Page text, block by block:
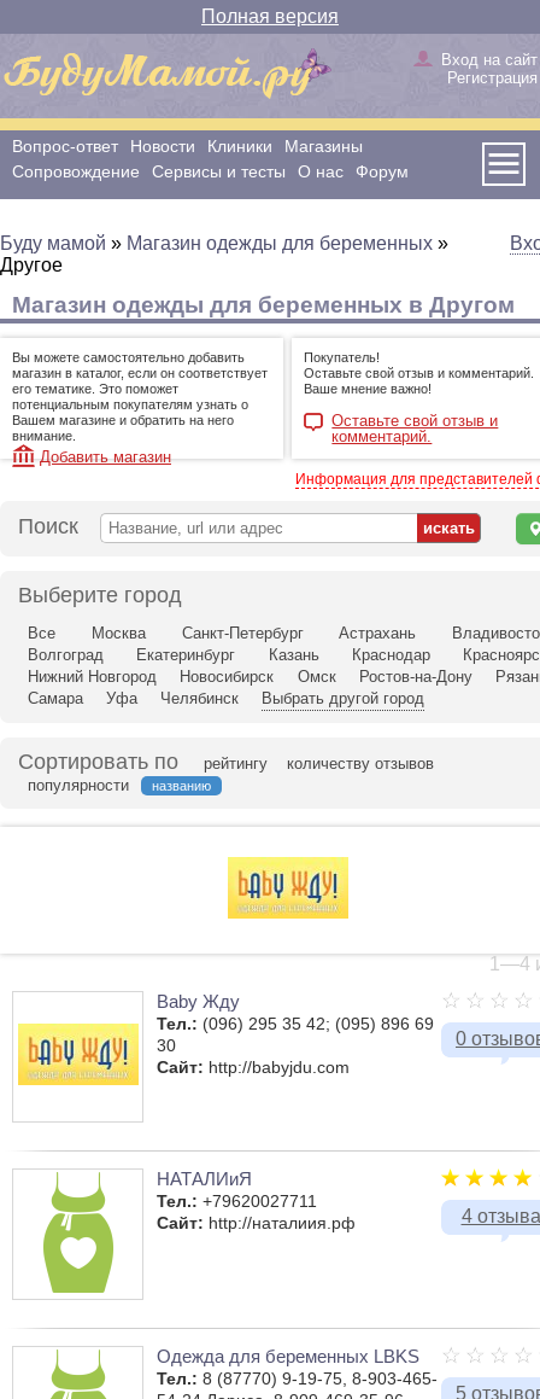
Полная версия
Вход на сайт
Регистрация
Вопрос-ответ Новости Клиники
Магазины
Сопровождение
Сервисы и тесты О нас Форум
Буду мамой » Магазин одежды для беременных »
Другое
Магазин одежды для беременных в Другом
Вы можете самостоятельно добавить
магазин в каталог, если он соответствует
его тематике. Это поможет
потенциальным покупателям узнать о
Вашем магазине и обратить на него
внимание.
Добавить магазин
Покупатель!
Оставьте свой отзыв и комментарий.
Ваше мнение важно!
Оставьте свой отзыв и
комментарий.
Информация для представителей
Поиск
Выберите город
Все Москва Санкт-Петербург Астрахань
Волгоград
Екатеринбург Казань Краснодар
Нижний Новгород
Новосибирск Омск Ростов-на-Дону
Самара
Уфа Челябинск Выбрать другой город
Сортировать по рейтингу
количеству отзывов
популярности
названию
1—4
0
Baby Жду
Тел.: (096) 295 35 42; (095) 896 69
30
Сайт: http://babyjdu.com
4 отзыва
НАТАЛИиЯ
Тел.: +79620027711
Сайт: http://наталиия.рф
5
Одежда для беременных LBKS
Тел.: 8 (87770) 9-19-75, 8-903-465-